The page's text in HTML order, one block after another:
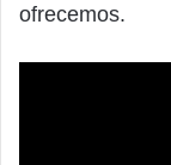
ofrecemos.